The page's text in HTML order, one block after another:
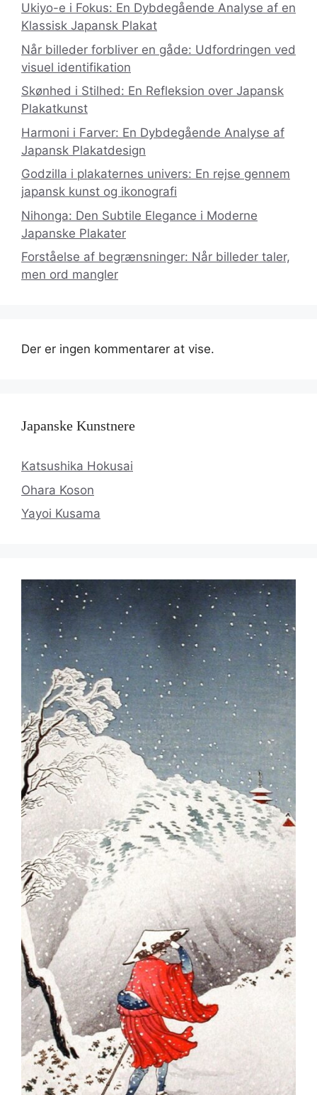
Ukiyo-e i Fokus: En Dybdegående Analyse af en
Klassisk Japansk Plakat
Når billeder forbliver en gåde: Udfordringen ved
visuel identifikation
Skønhed i Stilhed: En Refleksion over Japansk
Plakatkunst
Harmoni i Farver: En Dybdegående Analyse af
Japansk Plakatdesign
Godzilla i plakaternes univers: En rejse gennem
japansk kunst og ikonografi
Nihonga: Den Subtile Elegance i Moderne
Japanske Plakater
Forståelse af begrænsninger: Når billeder taler,
men ord mangler
Der er ingen kommentarer at vise.
Japanske Kunstnere
Katsushika Hokusai
Ohara Koson
Yayoi Kusama